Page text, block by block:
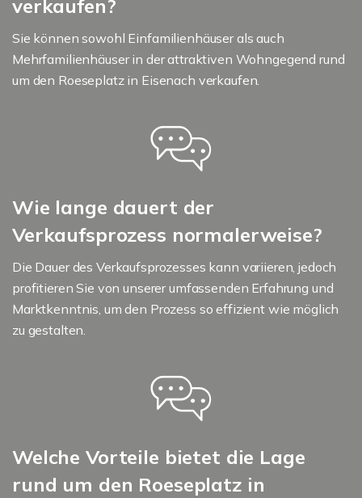
verkaufen?
Sie können sowohl Einfamilienhäuser als auch
Mehrfamilienhäuser in der attraktiven Wohngegend rund
um den Roeseplatz in Eisenach verkaufen.
Wie lange dauert der
Verkaufsprozess normalerweise?
Die Dauer des Verkaufsprozesses kann variieren, jedoch
profitieren Sie von unserer umfassenden Erfahrung und
Marktkenntnis, um den Prozess so effizient wie möglich
zu gestalten.
Welche Vorteile bietet die Lage
rund um den Roeseplatz in